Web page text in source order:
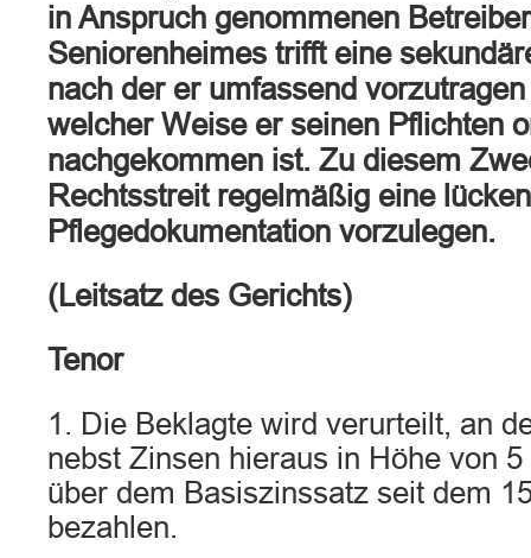
in Anspruch genommenen
Seniorenheimes trifft eine
nach der er umfassend
welcher Weise er seinen Pflichten
nachgekommen ist. Zu diesem
Rechtsstreit regelmäßig eine
Pflegedokumentation vorzulegen.
(Leitsatz des Gerichts)
Tenor
1. Die Beklagte wird verurteilt, an
nebst Zinsen hieraus in Höhe von
über dem Basiszinssatz seit dem
bezahlen.